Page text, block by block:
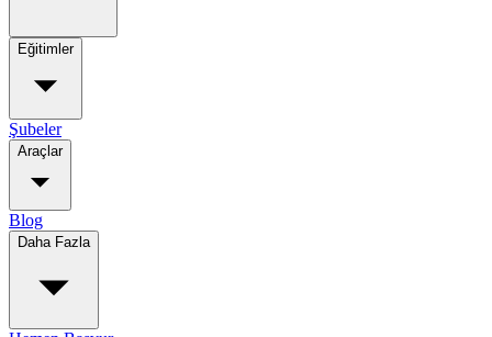
Eğitimler
Şubeler
Araçlar
Blog
Daha Fazla